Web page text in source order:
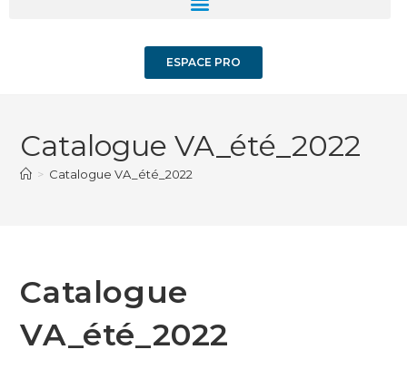
ESPACE PRO
Catalogue VA_été_2022
> Catalogue VA_été_2022
Catalogue
VA_été_2022